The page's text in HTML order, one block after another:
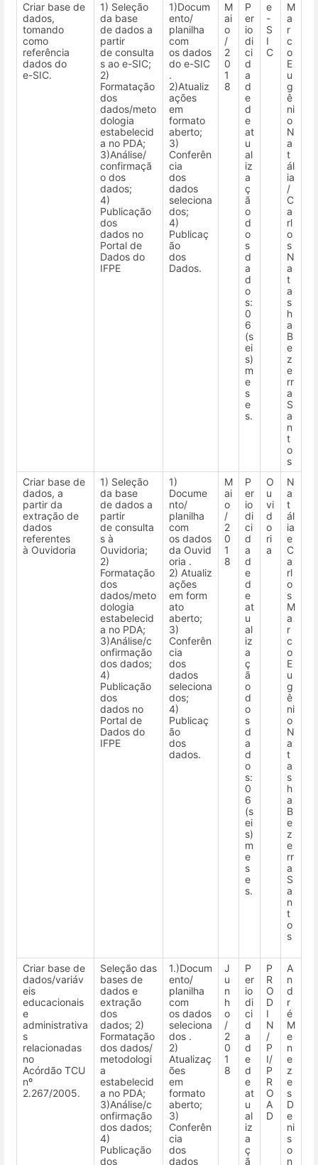
Criar base de
dados,
tomando
como
referência
dados do
e-SIC.
1) Seleção
da base
de dados a
partir
de consulta
s ao e-SIC;
2)
Formatação
dos
dados/meto
dologia
estabelecid
a no PDA;
3)Análise/
confirmaçã
o dos
dados;
4)
Publicação
dos
dados no
Portal de
Dados do
IFPE
1)Docum
ento/
planilha
com
os dados
do e-SIC
.
2)Atualiz
ações
em
formato
aberto;
3)
Conferên
cia
dos
dados
seleciona
dos;
4)
Publicaç
ão
dos
Dados.
M
ai
o
/
2
0
1
8
P
er
io
di
ci
d
a
d
e
d
e
at
u
al
iz
a
ç
ã
o
d
o
s
d
a
d
o
s:
0
6
(s
ei
s)
m
e
s
e
s.
e
-
S
I
C
M
a
r
c
o
E
u
g
ê
ni
o
N
a
t
ál
ia
/
C
a
rl
o
s
N
a
t
a
s
h
a
B
e
z
e
rr
a
S
a
n
t
o
s
Criar base de
dados, a
partir da
extração de
dados
referentes
à Ouvidoria
1) Seleção
da base
de dados a
partir
de consulta
s à
Ouvidoria;
2)
Formatação
dos
dados/meto
dologia
estabelecid
a no PDA;
3)Análise/c
onfirmação
dos dados;
4)
Publicação
dos
dados no
Portal de
Dados do
IFPE
1)
Docume
nto/
planilha
com
os dados
da Ouvid
oria .
2) Atualiz
ações
em form
ato
aberto;
3)
Conferên
cia
dos
dados
seleciona
dos;
4)
Publicaç
ão
dos
dados.
M
ai
o
/
2
0
1
8
P
er
io
di
ci
d
a
d
e
d
e
at
u
al
iz
a
ç
ã
o
d
o
s
d
a
d
o
s:
0
6
(s
ei
s)
m
e
s
e
s.
O
u
vi
d
o
ri
a
N
a
t
ál
ia
e
C
a
rl
o
s
M
a
r
c
o
E
u
g
ê
ni
o
N
a
t
a
s
h
a
B
e
z
e
rr
a
S
a
n
t
o
s
Criar base de
dados/variáv
eis
educacionais
e
administrativa
s
relacionadas
no
Acórdão TCU
nº
2.267/2005.
Seleção das
bases de
dados e
extração
dos
dados; 2)
Formatação
dos dados/
metodologi
a
estabelecid
a no PDA;
3)Análise/c
onfirmação
dos dados;
4)
Publicação
dos
1.)Docum
ento/
planilha
com
os dados
seleciona
dos .
2)
Atualizaç
ões
em
formato
aberto;
3)
Conferên
cia
dos
dados
J
u
n
h
o
/
2
0
1
8
P
er
io
di
ci
d
a
d
e
d
e
at
u
al
iz
a
ç
ã
P
R
O
D
I
N
/
P
I/
P
R
O
A
D
A
n
d
r
é
M
e
n
e
z
e
s
D
e
ni
s
o
n